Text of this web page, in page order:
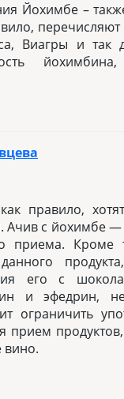
Йохимбе –
Виагры и так
правило,
Ачив с йохимбе —
приема. Кроме
его с
и эфедрин,
ограничить
прием
вино.